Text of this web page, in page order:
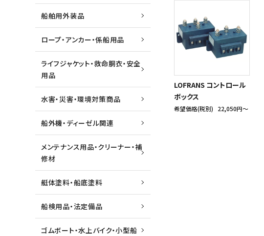
LOFRANS コントロール
ボックス
希望価格(税別) 22,050円〜
船舶用外装品
ロープ・アンカー・係船用品
ライフジャケット・救命胴衣・安全
用品
水害・災害・環境対策商品
船外機・ディーゼル関連
メンテナンス用品・クリーナー・補
修材
艇体塗料・船底塗料
船検用品・法定備品
ゴムボート・水上バイク・小型船